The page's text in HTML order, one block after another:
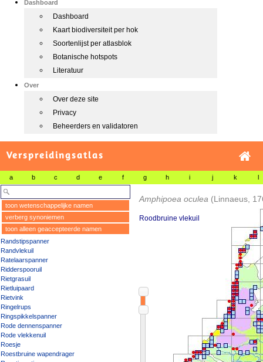
Dashboard
Dashboard
Kaart biodiversiteit per hok
Soortenlijst per atlasblok
Botanische hotspots
Literatuur
Over
Over deze site
Privacy
Beheerders en validatoren
Verspreidingsatlas
a b c d e f g h i j k l
toon wetenschappelijke namen
verberg synoniemen
toon alleen geaccepteerde namen
Randstipspanner
Randvlekuil
Ratelaarspanner
Ridderspooruil
Rietgrasuil
Rietluipaard
Rietvink
Ringelrups
Ringspikkelspanner
Rode dennenspanner
Rode vlekkenuil
Roesje
Roestbruine wapendrager
Amphipoea oculea (Linnaeus,
Roodbruine vlekuil